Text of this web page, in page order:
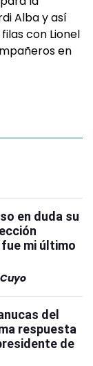
Alba y así
con Lionel
en
en duda su
mi último
del
respuesta
de